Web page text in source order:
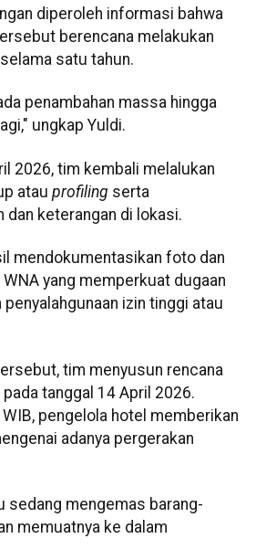
diperoleh informasi bahwa
berencana melakukan
satu tahun.
penambahan massa hingga
ungkap Yuldi.
2026, tim kembali melalukan
atau profiling serta
dan keterangan di lokasi.
mendokumentasikan foto dan
yang memperkuat dugaan
penyalahgunaan izin tinggi atau
tim menyusun rencana
tanggal 14 April 2026.
pengelola hotel memberikan
adanya pergerakan
sedang mengemas barang-
memuatnya ke dalam